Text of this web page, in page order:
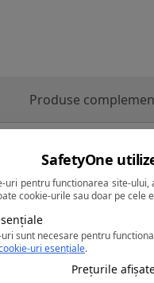
Produse
1, EN 388: 2016 + A1:
spaltuita de bovina, cu
pentru confort. O
SafetyOne
uri pentru functionarea site-
cookie-urile sau doar pe cele
sunt necesare pentru
uri esențiale.
Prețurile